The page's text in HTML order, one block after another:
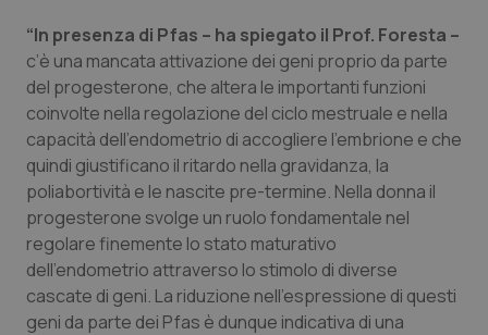
Provincia Autonoma di Bolzano
Provincia Autonoma di Trento
Puglia
Sardegna
Sicilia
Toscana
Infezioni & Febbre
Ipertensione & Scompenso
Malattie rare
Malattia di Crohn & Rettocolite Ulcerosa
Neuroscienze & patologie neurodegenerative
Obesità
“In presenza di Pfas – ha spiegato il Prof. Foresta –
c’è una mancata attivazione dei geni proprio da parte
del progesterone, che altera le importanti funzioni
coinvolte nella regolazione del ciclo mestruale e nella
capacità dell’endometrio di accogliere l’embrione e che
quindi giustificano il ritardo nella gravidanza, la
poliabortività e le nascite pre-termine. Nella donna il
progesterone svolge un ruolo fondamentale nel
regolare finemente lo stato maturativo
dell’endometrio attraverso lo stimolo di diverse
cascate di geni. La riduzione nell’espressione di questi
geni da parte dei Pfas è dunque indicativa di una